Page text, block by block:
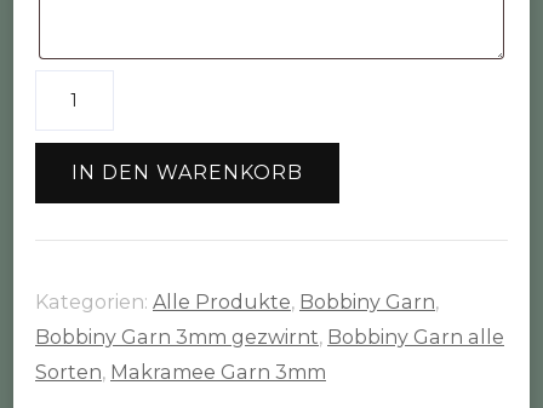
gezwirnt)
Menge
IN DEN WARENKORB
Kategorien: Alle Produkte, Bobbiny Garn,
Bobbiny Garn 3mm gezwirnt, Bobbiny Garn alle
Sorten, Makramee Garn 3mm